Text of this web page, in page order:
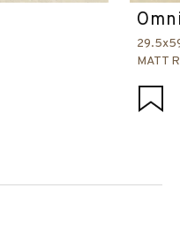
MATT